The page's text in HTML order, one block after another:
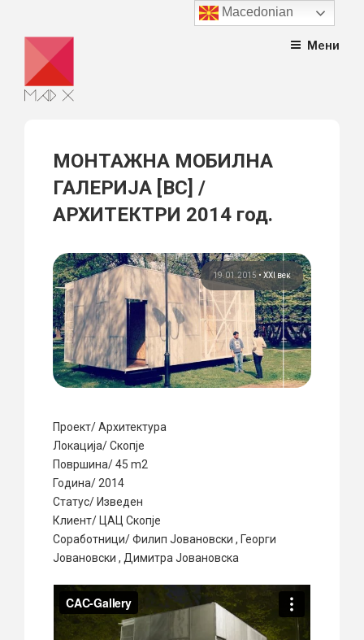
content
Мени
МОНТАЖНА МОБИЛНА
ГАЛЕРИЈА [ВС] /
АРХИТЕКТРИ 2014 год.
19.01.2015 • XXI век
Проект/ Архитектура
Локација/ Скопје
Површина/ 45 m2
Година/ 2014
Статус/ Изведен
Клиент/ ЦАЦ Скопје
Соработници/ Филип Јовановски , Георги
Јовановски , Димитра Јовановска
Macedonian